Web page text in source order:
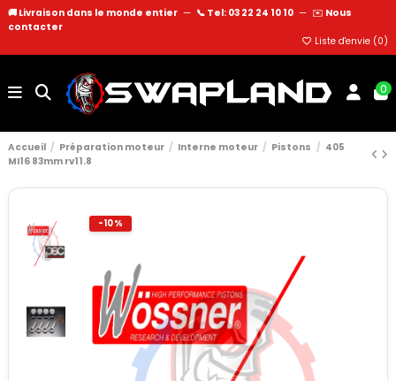
🚚 Livraison dans le monde entier — 📞 Tel: 03 22 24 10 10 — ✉️ Nous
contacter
Liste d'envie (0)
0
Accueil Préparation moteur Interne moteur Pistons
405
MI16 83mm rv11.8
-10%